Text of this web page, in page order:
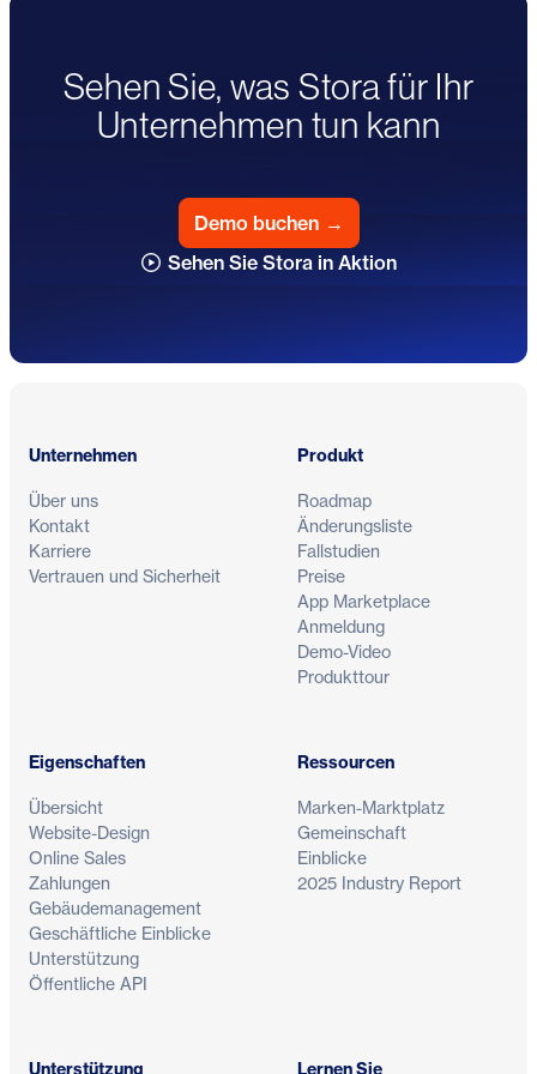
Sehen Sie, was Stora für Ihr
Unternehmen tun kann
Demo buchen →
Sehen Sie Stora in Aktion
Unternehmen
Über uns
Kontakt
Karriere
Vertrauen und Sicherheit
Produkt
Roadmap
Änderungsliste
Fallstudien
Preise
App Marketplace
Anmeldung
Demo-Video
Produkttour
Eigenschaften
Übersicht
Website-Design
Online Sales
Zahlungen
Gebäudemanagement
Geschäftliche Einblicke
Unterstützung
Öffentliche API
Ressourcen
Marken-Marktplatz
Gemeinschaft
Einblicke
2025 Industry Report
Unterstützung Lernen Sie